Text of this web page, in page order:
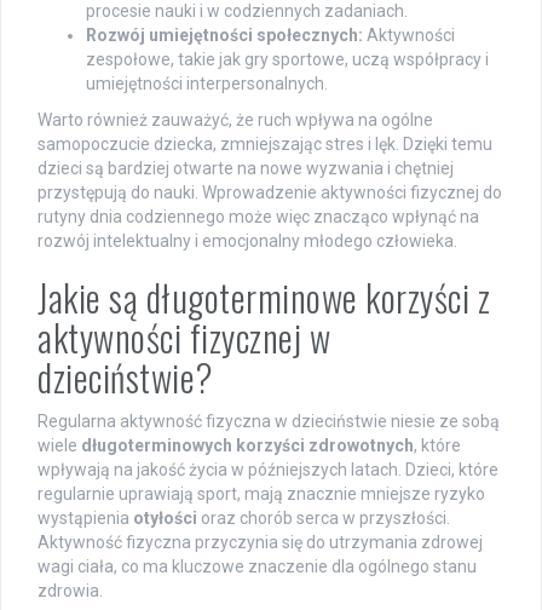
procesie nauki i w codziennych zadaniach.
Rozwój umiejętności społecznych: Aktywności
zespołowe, takie jak gry sportowe, uczą współpracy i
umiejętności interpersonalnych.
Warto również zauważyć, że ruch wpływa na ogólne
samopoczucie dziecka, zmniejszając stres i lęk. Dzięki temu
dzieci są bardziej otwarte na nowe wyzwania i chętniej
przystępują do nauki. Wprowadzenie aktywności fizycznej do
rutyny dnia codziennego może więc znacząco wpłynąć na
rozwój intelektualny i emocjonalny młodego człowieka.
Jakie są długoterminowe korzyści z
aktywności fizycznej w
dzieciństwie?
Regularna aktywność fizyczna w dzieciństwie niesie ze sobą
wiele długoterminowych korzyści zdrowotnych, które
wpływają na jakość życia w późniejszych latach. Dzieci, które
regularnie uprawiają sport, mają znacznie mniejsze ryzyko
wystąpienia otyłości oraz chorób serca w przyszłości.
Aktywność fizyczna przyczynia się do utrzymania zdrowej
wagi ciała, co ma kluczowe znaczenie dla ogólnego stanu
zdrowia.